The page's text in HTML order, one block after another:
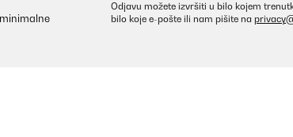
Odjavu možete izvršiti u bilo kojem
bilo koje e-pošte ili nam pišite na